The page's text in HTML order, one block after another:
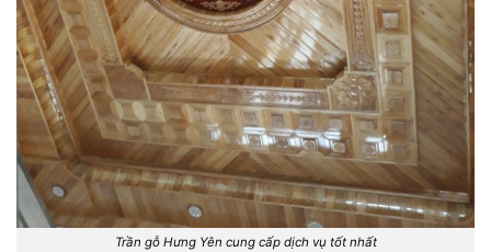
Trần gỗ Hưng Yên cung cấp dịch vụ tốt nhất